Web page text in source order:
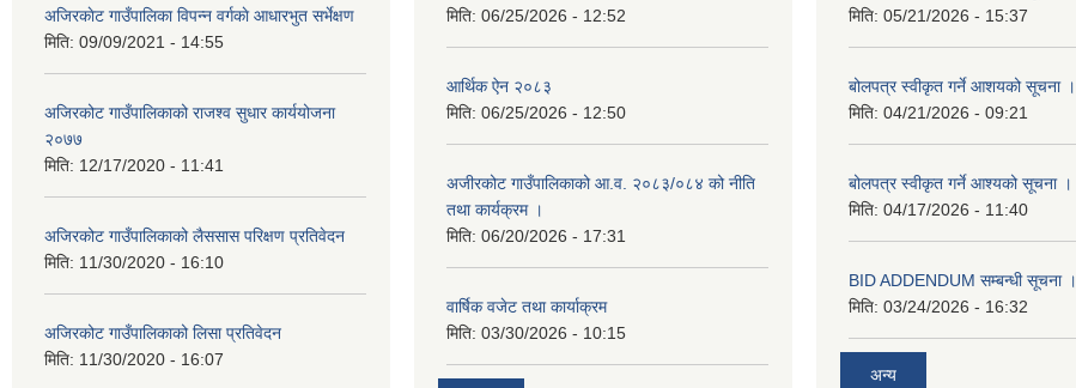
अजिरकाेट गाउँपालिका विपन्न वर्गकाे आधारभुत सर्भेक्षण
मिति: 09/09/2021 - 14:55
अजिरकोट गाउँपालिकाको राजश्व सुधार कार्ययोजना
२०७७
मिति: 12/17/2020 - 11:41
अजिरकोट गाउँपालिकाको लैससास परिक्षण प्रतिवेदन
मिति: 11/30/2020 - 16:10
अजिरकोट गाउँपालिकाको लिसा प्रतिवेदन
मिति: 11/30/2020 - 16:07
मिति: 06/25/2026 - 12:52
आर्थिक ऐन २०८३
मिति: 06/25/2026 - 12:50
अजीरकोट गाउँपालिकाको आ.व. २०८३/०८४ को नीति
तथा कार्यक्रम ।
मिति: 06/20/2026 - 17:31
वार्षिक वजेट तथा कार्याक्रम
मिति: 03/30/2026 - 10:15
मिति: 05/21/2026 - 15:37
बोलपत्र स्वीकृत गर्ने आशयको सूचना ।
मिति: 04/21/2026 - 09:21
बोलपत्र स्वीकृत गर्ने आश्यको सूचना ।
मिति: 04/17/2026 - 11:40
BID ADDENDUM सम्बन्धी सूचना ।
मिति: 03/24/2026 - 16:32
अन्य